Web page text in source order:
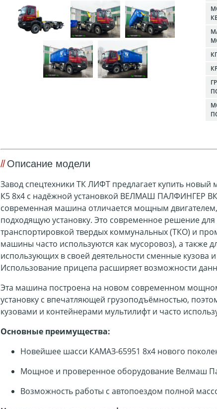
Описание модели
Завод спецтехники ТК ЛИФТ предлагает купить
К5 8х4 с надёжной установкой ВЕЛМАШ ПАЛФИНГЕР ВК
современная машина отличается мощным
подходящую установку. Это современное решение
транспортировкой твердых коммунальных (ТКО) и
машины часто используются как мусоровоз), а также
использующих в своей деятельности сменные кузова
Использование прицепа расширяет возможности
Эта машина построена на новом современном
установку с впечатляющей грузоподъёмностью,
кузовами и контейнерами мультилифт и часто
Основные преимущества:
Новейшее шасси КАМАЗ-65951 8х4 нового
Мощное и проверенное оборудование Велмаш
Возможность работы с автопоездом полной